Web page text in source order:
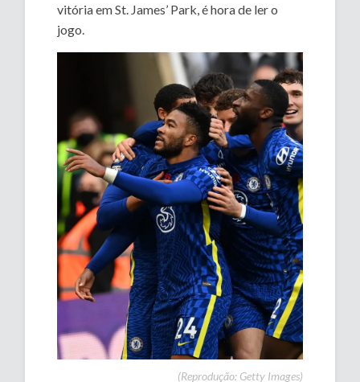
vitória em St. James’ Park, é hora de ler o
jogo.
(Reprodução: Getty Images)